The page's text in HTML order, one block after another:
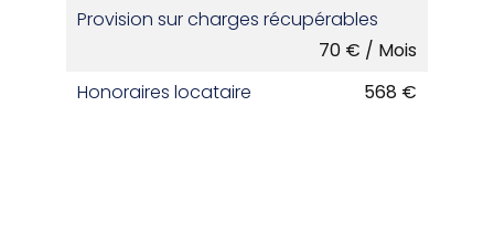
Provision sur charges récupérables
70 € / Mois
Honoraires locataire
568 €